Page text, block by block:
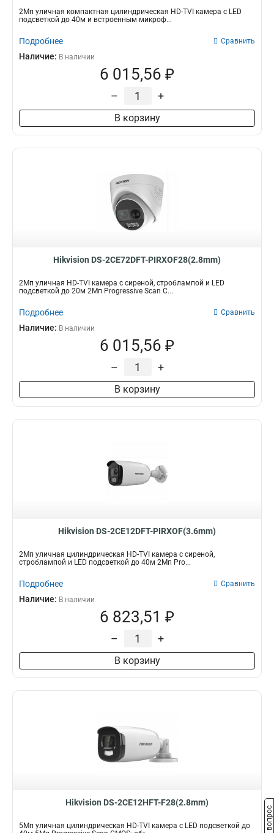
2Мп уличная компактная цилиндрическая HD-TVI камера с LED
подсветкой до 40м и встроенным микроф...
Подробнее Сравнить
Наличие: В наличии
6 015,56 ₽
– +
В корзину
Hikvision DS-2CE72DFT-PIRXOF28(2.8mm)
2Мп уличная HD-TVI камера с сиреной, строблампой и LED
подсветкой до 20м 2Мп Progressive Scan C...
Подробнее Сравнить
Наличие: В наличии
6 015,56 ₽
– +
В корзину
Hikvision DS-2CE12DFT-PIRXOF(3.6mm)
2Мп уличная цилиндрическая HD-TVI камера с сиреной,
строблампой и LED подсветкой до 40м 2Мп Pro...
Подробнее Сравнить
Наличие: В наличии
6 823,51 ₽
– +
В корзину
Hikvision DS-2CE12HFT-F28(2.8mm)
5Мп уличная цилиндрическая HD-TVI камера с LED подсветкой до